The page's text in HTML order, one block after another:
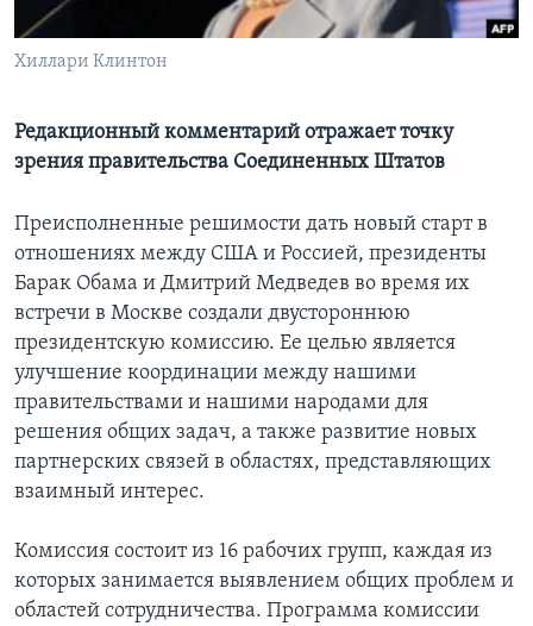
Learning English
Языки
Хиллари Клинтон
Редакционный комментарий отражает точку
зрения правительства Соединенных Штатов
Преисполненные решимости дать новый старт в
отношениях между США и Россией, президенты
Барак Обама и Дмитрий Медведев во время их
встречи в Москве создали двустороннюю
президентскую комиссию. Ее целью является
улучшение координации между нашими
правительствами и нашими народами для
решения общих задач, а также развитие новых
партнерских связей в областях, представляющих
взаимный интерес.
Комиссия состоит из 16 рабочих групп, каждая из
которых занимается выявлением общих проблем и
областей сотрудничества. Программа комиссии